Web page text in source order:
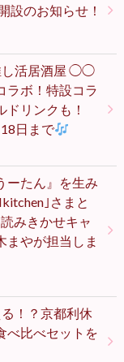
設のお知らせ！
し活居酒屋 ◯◯
ラボ！特設コラ
リンクも！
日まで
ーたん』を生み
｣さまと
みきかせキャ
まやが担当しま
！？京都利休
べ比べセットを